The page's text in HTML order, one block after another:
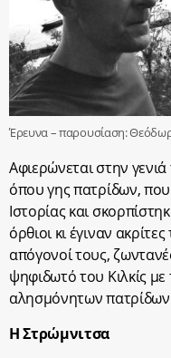
Έρευνα – παρουσίαση:
Αφιερώνεται στην
όπου γης πατρίδων,
Ιστορίας και
όρθιοι κι έγιναν
απόγονοί τους,
ψηφιδωτό του Κιλκίς
αλησμόνητων
Η Στρώμνιτσα